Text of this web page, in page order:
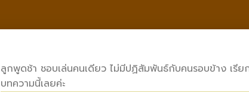
ลูกพูดช้า ชอบเล่นคนเดียว ไม่มีปฏิสัมพันธ์กับคนรอบข้าง เรี
บทความนี้เลยค่ะ